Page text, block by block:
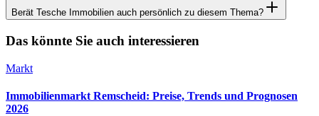
Berät Tesche Immobilien auch persönlich zu diesem Thema?
Das könnte Sie auch interessieren
Markt
Immobilienmarkt Remscheid: Preise, Trends und Prognosen
2026